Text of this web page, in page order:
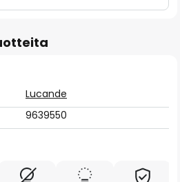
Lucande
9639550